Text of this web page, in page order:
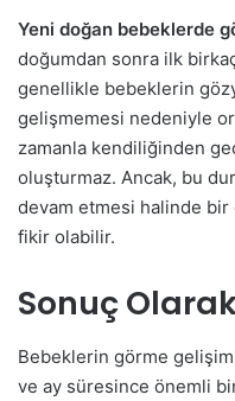
Yeni doğan bebeklerde
doğumdan sonra ilk
genellikle bebeklerin
gelişmemesi nedeniyle
zamanla kendiliğinden
oluşturmaz. Ancak, bu
devam etmesi halinde bir
fikir olabilir.
Sonuç
Bebeklerin görme
ve ay süresince önemli